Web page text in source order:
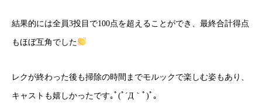
結果的には全員3投目で100点を超えることができ、最終合計得点
もほぼ互角でした
レクが終わった後も掃除の時間までモルックで楽しむ姿もあり、
キャストも嬉しかったです｡ﾟ(ﾟ´Д｀ﾟ)ﾟ｡